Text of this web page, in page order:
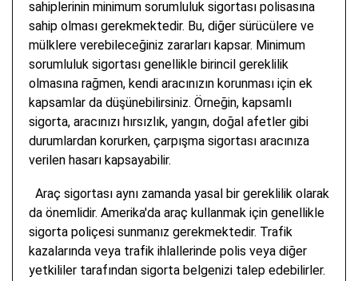
sahiplerinin minimum sorumluluk sigortası polisasına
sahip olması gerekmektedir. Bu, diğer sürücülere ve
mülklere verebileceğiniz zararları kapsar. Minimum
sorumluluk sigortası genellikle birincil gereklilik
olmasına rağmen, kendi aracınızın korunması için ek
kapsamlar da düşünebilirsiniz. Örneğin, kapsamlı
sigorta, aracınızı hırsızlık, yangın, doğal afetler gibi
durumlardan korurken, çarpışma sigortası aracınıza
verilen hasarı kapsayabilir.
Araç sigortası aynı zamanda yasal bir gereklilik olarak
da önemlidir. Amerika'da araç kullanmak için genellikle
sigorta poliçesi sunmanız gerekmektedir. Trafik
kazalarında veya trafik ihlallerinde polis veya diğer
yetkililer tarafından sigorta belgenizi talep edebilirler.